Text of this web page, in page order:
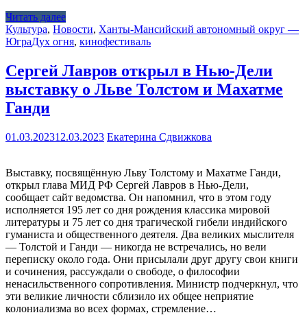
Читать далее
Культура, Новости, Ханты-Мансийский автономный округ —
ЮграДух огня, кинофестиваль
Сергей Лавров открыл в Нью-Дели
выставку о Льве Толстом и Махатме
Ганди
01.03.202312.03.2023 Екатерина Сдвижкова
Выставку, посвящённую Льву Толстому и Махатме Ганди,
открыл глава МИД РФ Сергей Лавров в Нью-Дели,
сообщает сайт ведомства. Он напомнил, что в этом году
исполняется 195 лет со дня рождения классика мировой
литературы и 75 лет со дня трагической гибели индийского
гуманиста и общественного деятеля. Два великих мыслителя
— Толстой и Ганди — никогда не встречались, но вели
переписку около года. Они присылали друг другу свои книги
и сочинения, рассуждали о свободе, о философии
ненасильственного сопротивления. Министр подчеркнул, что
эти великие личности сблизило их общее неприятие
колониализма во всех формах, стремление…